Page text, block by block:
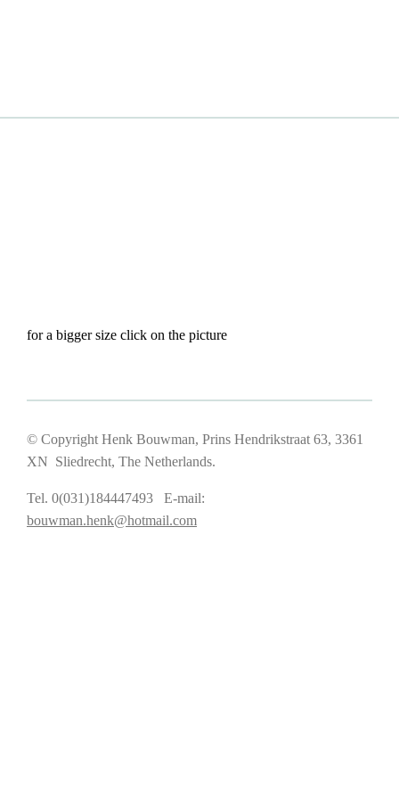
for a bigger size click on the picture
© Copyright Henk Bouwman, Prins Hendrikstraat 63, 3361
XN Sliedrecht, The Netherlands.
Tel. 0(031)184447493 E-mail:
bouwman.henk@hotmail.com